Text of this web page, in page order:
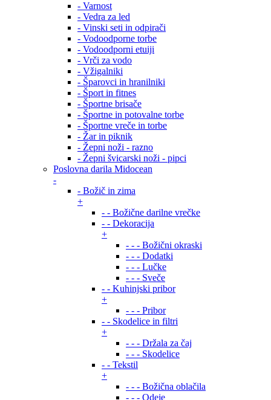
- Varnost
- Vedra za led
- Vinski seti in odpirači
- Vodoodporne torbe
- Vodoodporni etuiji
- Vrči za vodo
- Vžigalniki
- Šparovci in hranilniki
- Šport in fitnes
- Športne brisače
- Športne in potovalne torbe
- Športne vreče in torbe
- Žar in piknik
- Žepni noži - razno
- Žepni švicarski noži - pipci
Poslovna darila Midocean
-
- Božič in zima
+
- - Božične darilne vrečke
- - Dekoracija
+
- - - Božični okraski
- - - Dodatki
- - - Lučke
- - - Sveče
- - Kuhinjski pribor
+
- - - Pribor
- - Skodelice in filtri
+
- - - Držala za čaj
- - - Skodelice
- - Tekstil
+
- - - Božična oblačila
- - - Odeje